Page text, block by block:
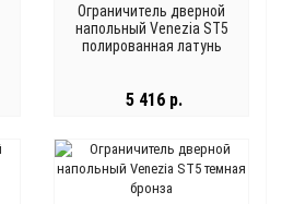
Ограничитель дверной
напольный Venezia ST5
полированная латунь
5 416 р.